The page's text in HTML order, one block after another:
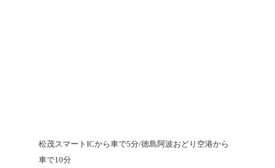
松茂スマートICから車で5分/徳島阿波おどり空港から
車で10分